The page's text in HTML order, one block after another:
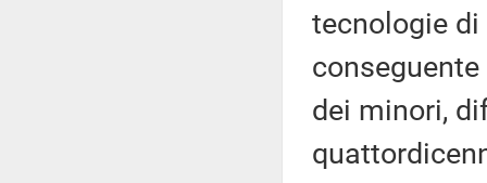
tecnologie
dei minori,